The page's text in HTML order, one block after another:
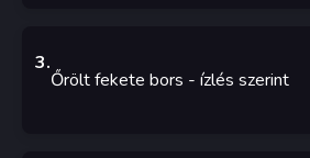
3.
Őrölt fekete bors - ízlés szerint